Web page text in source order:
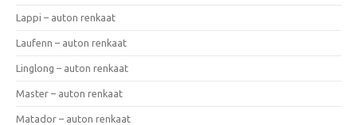
Lappi – auton renkaat
Laufenn – auton renkaat
Linglong – auton renkaat
Master – auton renkaat
Matador – auton renkaat